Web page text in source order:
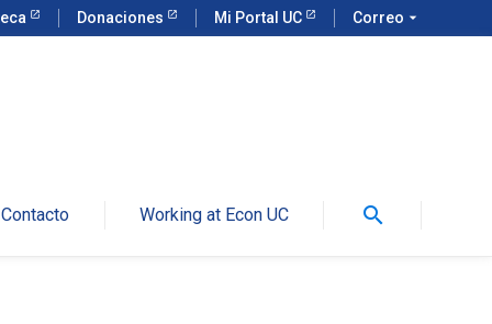
Donaciones Mi Portal UC Correo arrow_drop_down
Contacto Working at Econ UC search